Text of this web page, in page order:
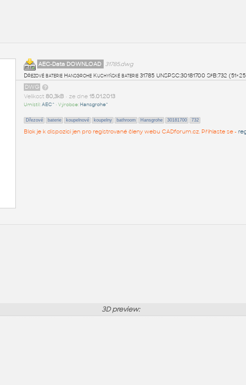
AEC-Data DOWNLOAD
31785.dwg
Dřezové baterie Hansgrohe Kuchyňské baterie 31785 UNSPSC:30181700 SfB:732
DWG
Velikost 80,3kB• ze dne 15.01.2013
Umístil:AEC^ • Výrobce: Hansgrohe^
Dřezové baterie koupelnové koupelny bathroom Hansgrohe 30181700 732
Blok je k dispozici jen pro registrované členy webu CADforum.cz. Přihlaste se -
3D preview: